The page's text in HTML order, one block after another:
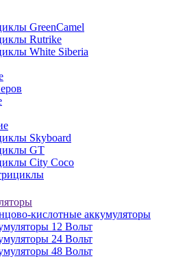
GreenCamel
Rutrike
White Siberia
Skyboard
GT
City Coco
кислотные аккумуляторы
12 Вольт
24 Вольт
48 Вольт